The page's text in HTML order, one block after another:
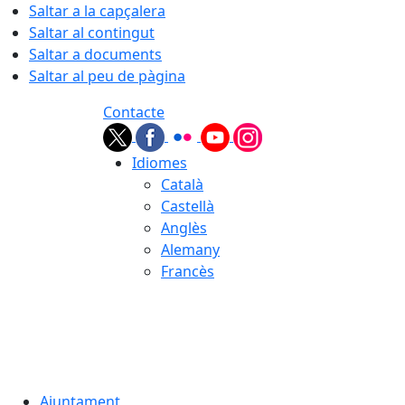
Saltar a la capçalera
Saltar al contingut
Saltar a documents
Saltar al peu de pàgina
Contacte
Idiomes
Català
Castellà
Anglès
Alemany
Francès